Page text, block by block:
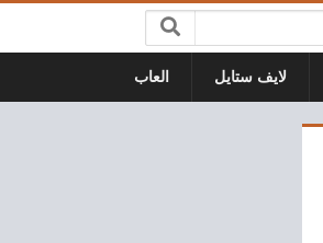
لايف ستايل العاب